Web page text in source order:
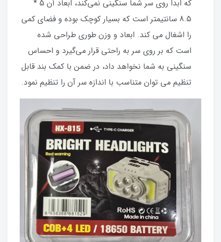
که ابدا روی سر شما سنگینی نمی‌کند، ابعاد آن 5 *
8.5 سانتیمتر است که بسیار کوچک بوده و فضای کمی
را اشغال می کند. ابعاد و وزن طوری طراحی شده
است که بر روی سر به راحتی قرار می‌گیرد و احساس
سنگینی به شما نخواهد داد، در ضمن با کمک بند قابل
تنظیم می توان متناسب با اندازه سر آن را تنظیم نمود.